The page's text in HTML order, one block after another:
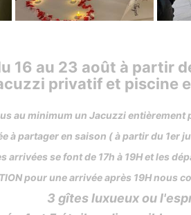
16 au 23 août à partir
privatif et piscine
au minimum un Jacuzzi
à partager en saison ( à partir du 1er
arrivées se font de 17h à 19H et les
pour une arrivée après 19H nous
3 gîtes luxueux ou